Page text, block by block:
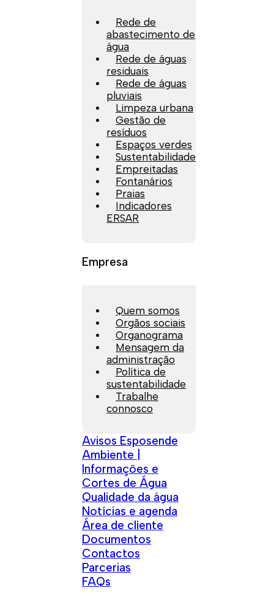
Rede de
abastecimento de
água
Rede de águas
residuais
Rede de águas
pluviais
Limpeza urbana
Gestão de
resíduos
Espaços verdes
Sustentabilidade
Empreitadas
Fontanários
Praias
Indicadores
ERSAR
Empresa
Quem somos
Orgãos sociais
Organograma
Mensagem da
administração
Política de
sustentabilidade
Trabalhe
connosco
Avisos Esposende
Ambiente |
Informações e
Cortes de Água
Qualidade da água
Notícias e agenda
Área de cliente
Documentos
Contactos
Parcerias
FAQs